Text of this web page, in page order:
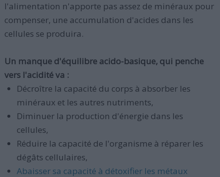
l'alimentation n'apporte pas assez de minéraux pour
compenser, une accumulation d'acides dans les
cellules se produira.
Un manque d'équilibre acido-basique, qui penche
vers l'acidité va :
Décroître la capacité du corps à absorber les
minéraux et les autres nutriments,
Diminuer la production d'énergie dans les
cellules,
Réduire la capacité de l'organisme à réparer les
dégâts cellulaires,
Abaisser sa capacité à détoxifier les métaux